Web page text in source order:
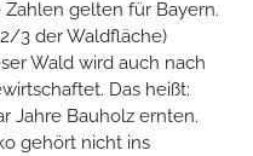
gelten für Bayern.
3 der Waldfläche)
Wald wird auch nach
Das heißt:
Jahre Bauholz ernten.
gehört nicht ins